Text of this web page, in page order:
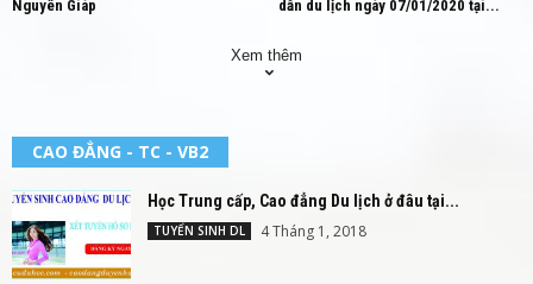
Nguyên Giáp
dẫn du lịch ngày 07/01/2020 tại...
Xem thêm
CAO ĐẲNG - TC - VB2
Học Trung cấp, Cao đẳng Du lịch ở đâu tại...
TUYỂN SINH DL 4 Tháng 1, 2018